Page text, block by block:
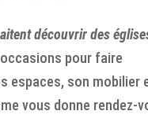
découvrir des
pour faire
son mobilier
vous donne